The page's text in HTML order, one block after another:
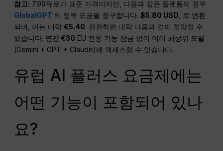
참고: 7.99유로가 표준 가격이지만, 다음과 같은 플랫폼의 경우
GlobalGPT 의 정액 요금을 청구합니다.$5.80 USD , 로 변환
되며, 이는 대략 €5.40. 전환하면 대략 다음과 같이 절약할 수
있습니다. 연간 €30 EU 전용 기능 잠금 없이 여러 최상위 모델
(Gemini + GPT + Claude)에 액세스할 수 있습니다.
유럽 AI 플러스 요금제에는
어떤 기능이 포함되어 있나
요?